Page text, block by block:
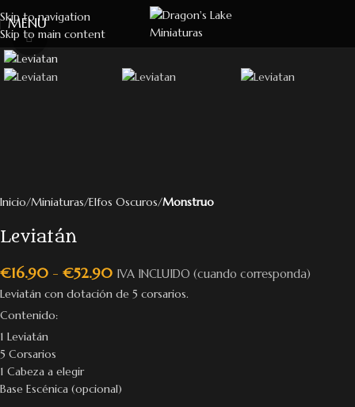
Skip to navigation
Skip to main content
MENU
Click to enlarge
Inicio Miniaturas Elfos Oscuros Monstruo
Leviatán
€16.90 - €52.90 IVA INCLUIDO (cuando corresponda)
Leviatán con dotación de 5 corsarios.
Contenido:
1 Leviatán
5 Corsarios
1 Cabeza a elegir
Base Escénica (opcional)